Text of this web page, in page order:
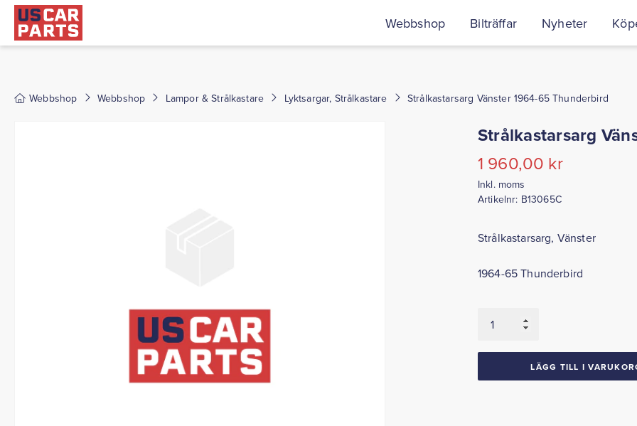
Webbshop Bilträffar Nyheter
Webbshop Webbshop Lampor & Strålkastare Lyktsargar, Strålkastare Strålkastarsarg Vänster 1964-65 Thunderbird
Strålkastarsarg
1 960,00 kr
Inkl. moms
Artikelnr: B13065C
Strålkastarsarg, Vänster
1964-65 Thunderbird
Vänster
Thunderbird
LÄGG TILL I